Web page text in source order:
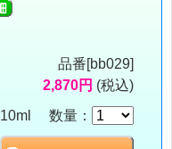
品番[bb029]
2,870円 (税込)
10ml 数量：